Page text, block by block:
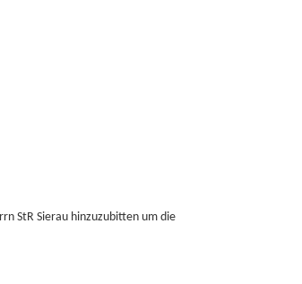
StR Sierau hinzuzubitten um die